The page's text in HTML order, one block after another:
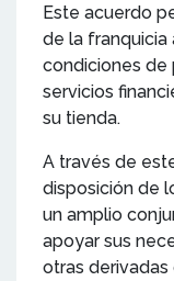
Este acuerdo
de la franquicia
condiciones de
servicios
su tienda.
A través de
disposición de
un amplio
apoyar sus
otras derivadas